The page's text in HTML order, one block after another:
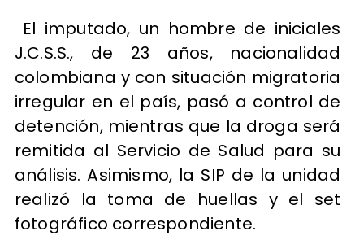
El imputado, un hombre de iniciales
J.C.S.S., de 23 años, nacionalidad
colombiana y con situación migratoria
irregular en el país, pasó a control de
detención, mientras que la droga será
remitida al Servicio de Salud para su
análisis. Asimismo, la SIP de la unidad
realizó la toma de huellas y el set
fotográfico correspondiente.